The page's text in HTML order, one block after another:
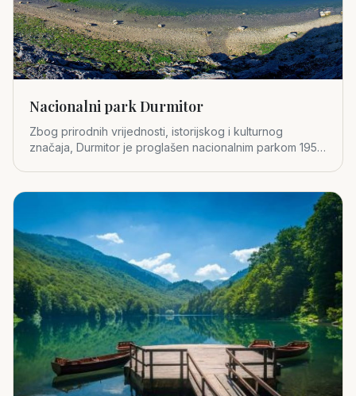
Nacionalni park Durmitor
Zbog prirodnih vrijednosti, istorijskog i kulturnog
značaja, Durmitor je proglašen nacionalnim parkom 1952.